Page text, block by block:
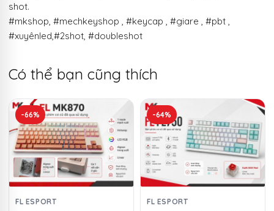
shot.
#mkshop, #mechkeyshop , #keycap , #giare , #pbt ,
#xuyênled,#2shot, #doubleshot
Có thể bạn cũng thích
-66%
FL ESPORT
-64%
FL ESPORT